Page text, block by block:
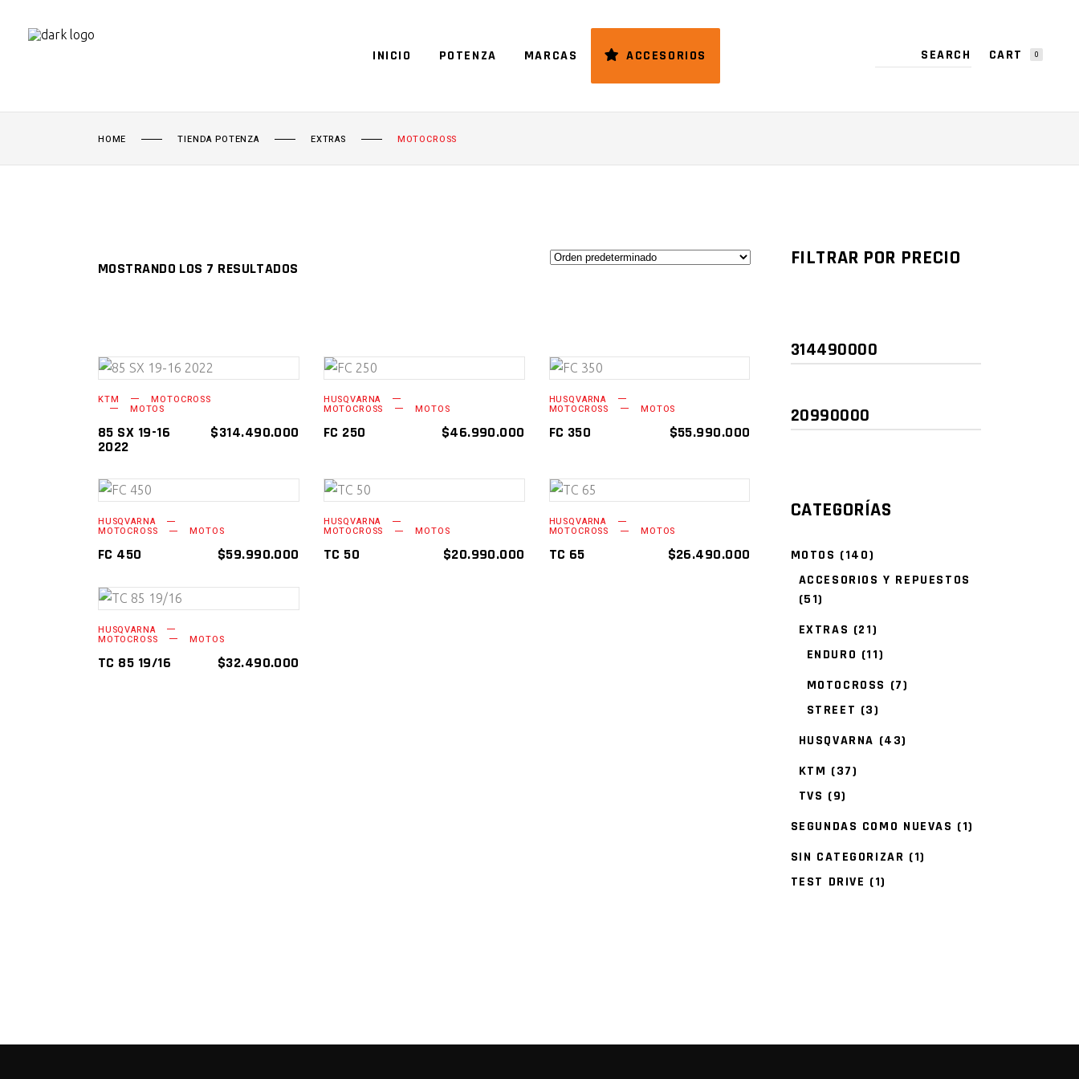
INICIO POTENZA MARCAS ACCESORIOS CART 0
NO PRODUCTS IN THE CART.
HOME TIENDA POTENZA EXTRAS MOTOCROSS
MOSTRANDO LOS 7 RESULTADOS
AÑADIR AL
KTM MOTOCROSS
MOTOS
85 SX 19-16
2022
$314.490.000
CARRITO
HUSQVARNA
MOTOCROSS MOTOS
FC 250 $46.990.000
CARRITO
HUSQVARNA
MOTOCROSS MOTOS
FC 350 $55.990.000
CARRITO
HUSQVARNA
MOTOCROSS MOTOS
FC 450 $59.990.000
CARRITO
HUSQVARNA
MOTOCROSS MOTOS
TC 50 $20.990.000
CARRITO
HUSQVARNA
MOTOCROSS MOTOS
TC 65 $26.490.000
CARRITO
HUSQVARNA
MOTOCROSS MOTOS
TC 85 19/16 $32.490.000
FILTRAR POR PRECIO
mínimo
máximo
CATEGORÍAS
MOTOS (140)
ACCESORIOS Y REPUESTOS
(51)
EXTRAS (21)
ENDURO (11)
MOTOCROSS (7)
STREET (3)
HUSQVARNA (43)
KTM (37)
TVS (9)
SEGUNDAS COMO NUEVAS (1)
SIN CATEGORIZAR (1)
TEST DRIVE (1)